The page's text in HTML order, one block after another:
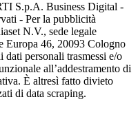
S.p.A. Business Digital -
- Per la pubblicità
N.V., sede legale
Europa 46, 20093 Cologno
dati personali trasmessi e/o
all’addestramento di
È altresì fatto divieto
di data scraping.